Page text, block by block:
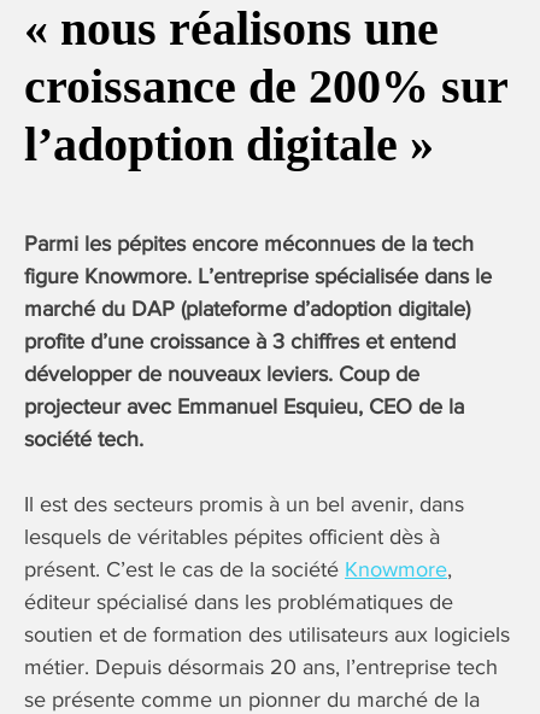
« nous réalisons une
croissance de 200% sur
l’adoption digitale »
Parmi les pépites encore méconnues de la tech
figure Knowmore. L’entreprise spécialisée dans le
marché du DAP (plateforme d’adoption digitale)
profite d’une croissance à 3 chiffres et entend
développer de nouveaux leviers. Coup de
projecteur avec Emmanuel Esquieu, CEO de la
société tech.
Il est des secteurs promis à un bel avenir, dans
lesquels de véritables pépites officient dès à
présent. C’est le cas de la société Knowmore,
éditeur spécialisé dans les problématiques de
soutien et de formation des utilisateurs aux logiciels
métier. Depuis désormais 20 ans, l’entreprise tech
se présente comme un pionner du marché de la